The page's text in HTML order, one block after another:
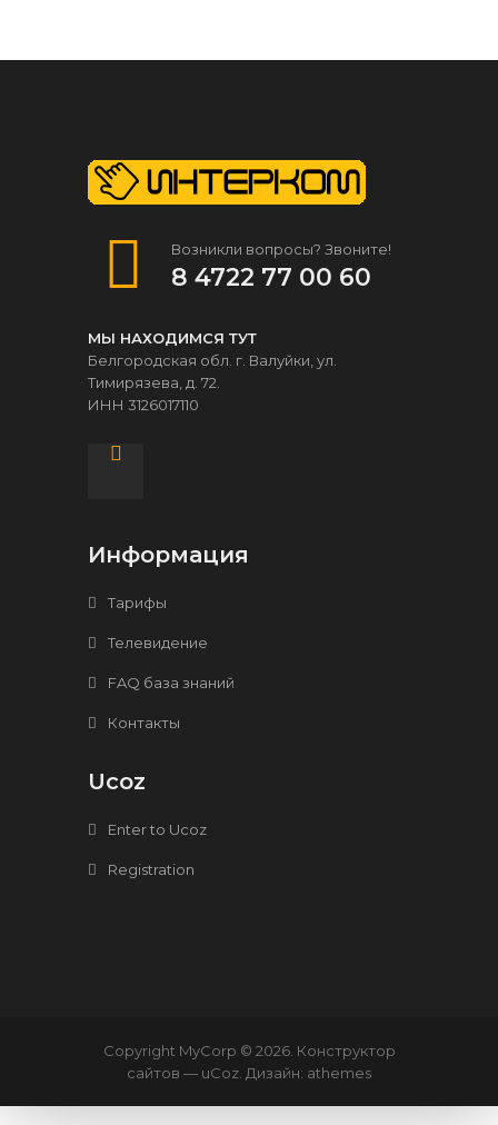
Возникли вопросы? Звоните!
8 4722 77 00 60
МЫ НАХОДИМСЯ ТУТ
Белгородская обл. г. Валуйки, ул.
Тимирязева, д. 72.
ИНН 3126017110
Информация
Тарифы
Телевидение
FAQ база знаний
Контакты
Ucoz
Enter to Ucoz
Registration
Copyright MyCorp © 2026. Конструктор
сайтов — uCoz . Дизайн: athemes